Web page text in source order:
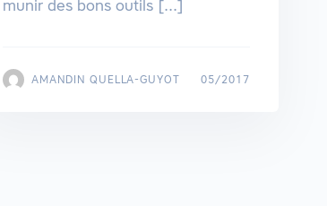
munir des bons outils [...]
AMANDIN QUELLA-GUYOT 05/2017